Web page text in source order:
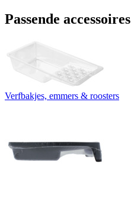
Passende accessoires
Verfbakjes, emmers & roosters